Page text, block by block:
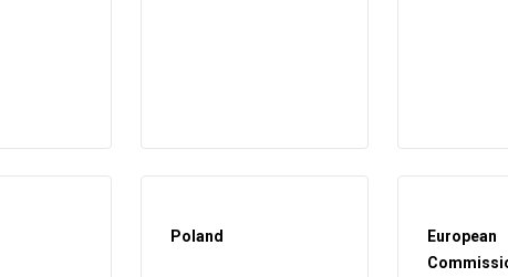
Poland
European